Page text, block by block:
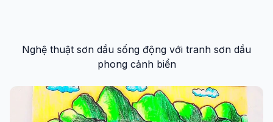
Nghệ thuật sơn dầu sống động với tranh sơn dầu
phong cảnh biển